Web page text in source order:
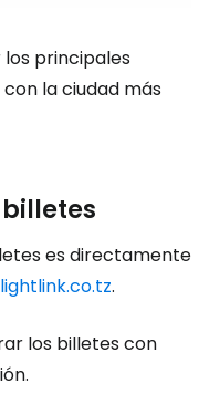
principales
la ciudad más
es directamente
.
los billetes con